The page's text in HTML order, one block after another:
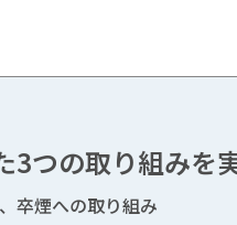
つの取り組みを
卒煙への取り組み